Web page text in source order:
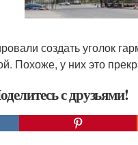
создать уголок
Похоже, у них это
с друзьями!